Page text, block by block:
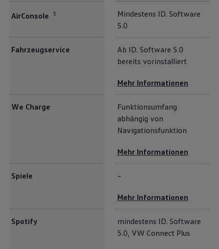
AirConsole 5
Mindestens ID. Software
5.0
Fahrzeugservice
Ab ID. Software 5.0
bereits vorinstalliert
Mehr Informationen
We Charge
Funktionsumfang
abhängig von
Navigationsfunktion
Mehr Informationen
Spiele –
Mehr Informationen
Spotify
mindestens ID. Software
5.0, VW Connect Plus